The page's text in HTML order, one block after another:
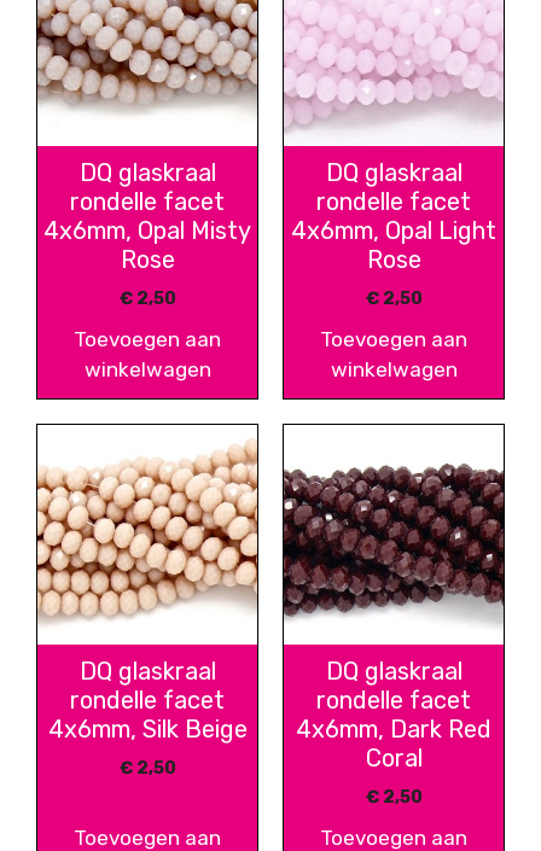
DQ glaskraal
rondelle facet
4x6mm, Opal Misty
Rose
€2,50
Toevoegen aan
winkelwagen
DQ glaskraal
rondelle facet
4x6mm, Opal Light
Rose
€2,50
Toevoegen aan
winkelwagen
DQ glaskraal
rondelle facet
4x6mm, Silk Beige
€2,50
Toevoegen aan
DQ glaskraal
rondelle facet
4x6mm, Dark Red
Coral
€2,50
Toevoegen aan